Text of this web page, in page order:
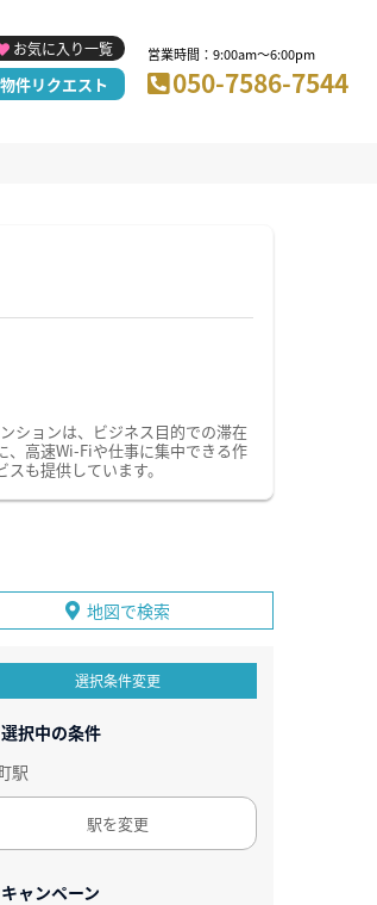
お気に入り一覧
物件リクエスト
営業時間：9:00am～6:00pm
050-7586-7544
ションは、ビジネス目的での滞在
、高速Wi-Fiや仕事に集中できる作
も提供しています。
地図で検索
選択条件変更
選択中の条件
駅
駅を変更
キャンペーン